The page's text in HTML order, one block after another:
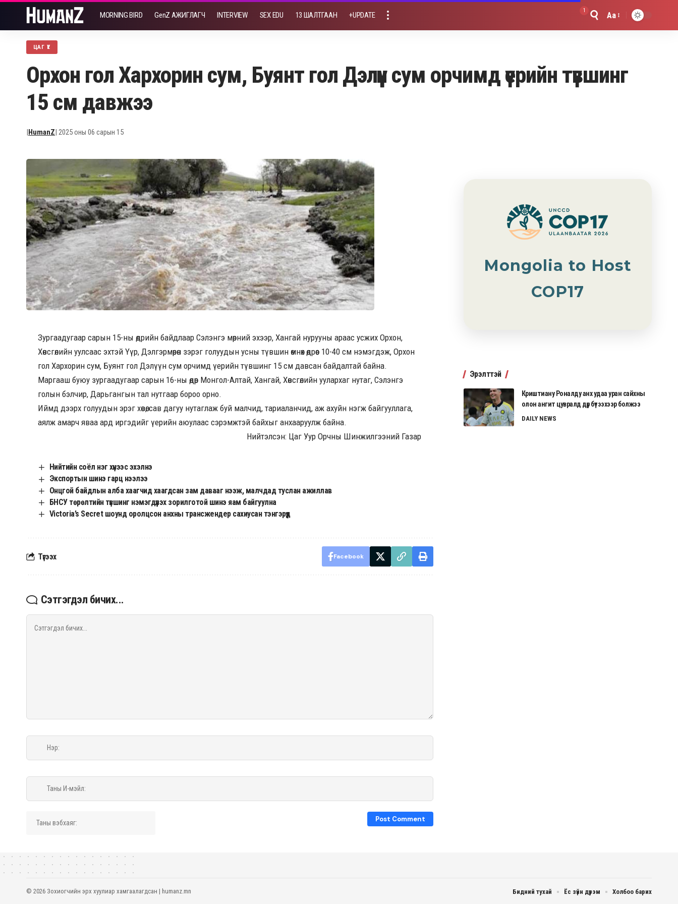
MORNING BIRD GenZ АЖИГЛАГЧ INTERVIEW SEX EDU 13 ШАЛТГААН +UPDATE
1
Font
Aa
ЦАГ ҮЕ
Орхон гол Хархорин сум, Буянт гол Дэлүүн сум орчимд үерийн түвшинг
15 см давжээ
|HumanZ| 2025 оны 06 сарын 15
Зургаадугаар сарын 15-ны өдрийн байдлаар Сэлэнгэ мөрний эхээр, Хангай нурууны араас усжих Орхон,
Хөвсгөлийн уулсаас эхтэй Үүр, Дэлгэрмөрөн зэрэг голуудын усны түвшин өмнөх өдрөөс 10-40 см нэмэгдэж, Орхон
гол Хархорин сум, Буянт гол Дэлүүн сум орчимд үерийн түвшинг 15 см давсан байдалтай байна.
Маргааш буюу зургаадугаар сарын 16-ны өдөр Монгол-Алтай, Хангай, Хөвсгөлийн уулархаг нутаг, Сэлэнгэ
голын бэлчир, Дарьгангын тал нутгаар бороо орно.
Иймд дээрх голуудын эрэг хөвөө, сав дагуу нутаглаж буй малчид, тариаланчид, аж ахуйн нэгж байгууллага,
аялж амарч яваа ард иргэдийг үерийн аюулаас сэрэмжтэй байхыг анхааруулж байна.
Нийтэлсэн: Цаг Уур Орчны Шинжилгээний Газар
Нийтийн соёл нэг хүнээс эхэлнэ
Экспортын шинэ гарц нээлээ
Онцгой байдлын алба хаагчид хаагдсан зам давааг нээж, малчдад туслан ажиллав
БНСУ төрөлтийн түвшинг нэмэгдүүлэх зорилготой шинэ яам байгуулна
Victoria’s Secret шоунд оролцсон анхны трансжендер сахиусан тэнгэрүүд
Түгээх Facebook
Сэтгэгдэл бичих...
Mongolia to Host
COP17
Эрэлттэй
Криштиану Роналду анх удаа уран сайхны
олон ангит цувралд дүр бүтээхээр болжээ
DAILY NEWS
© 2026 Зохиогчийн эрх хуулиар хамгаалагдсан | humanz.mn Бидний тухай Ёс зүйн дүрэм Холбоо барих